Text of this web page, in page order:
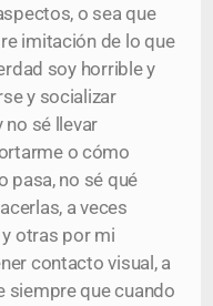
o sea que
imitación de lo que
soy horrible y
y socializar
no sé llevar
o cómo
pasa, no sé qué
a veces
otras por mi
contacto visual, a
siempre que cuando